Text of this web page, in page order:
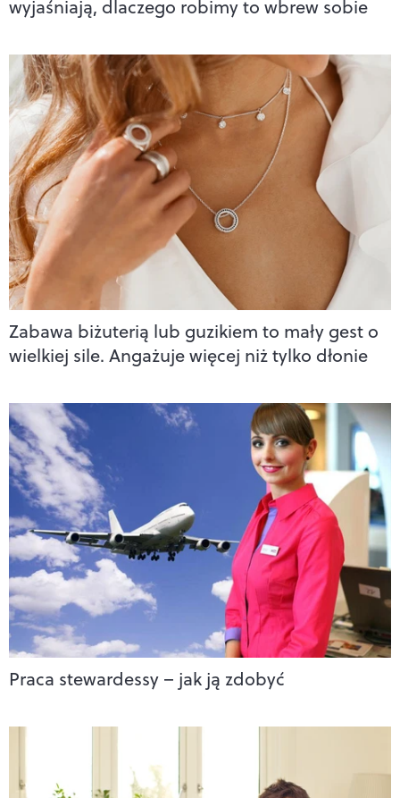
wyjaśniają, dlaczego robimy to wbrew sobie
Zabawa biżuterią lub guzikiem to mały gest o
wielkiej sile. Angażuje więcej niż tylko dłonie
Praca stewardessy – jak ją zdobyć